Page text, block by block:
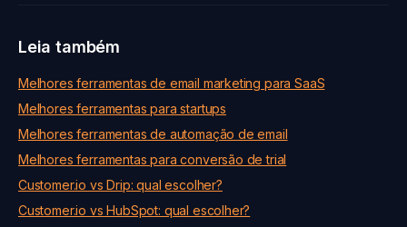
Leia também
Melhores ferramentas de email marketing para SaaS
Melhores ferramentas para startups
Melhores ferramentas de automação de email
Melhores ferramentas para conversão de trial
Customer.io vs Drip: qual escolher?
Customer.io vs HubSpot: qual escolher?